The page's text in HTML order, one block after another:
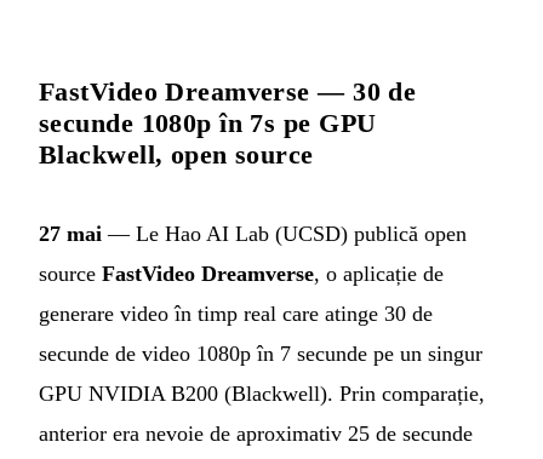
FastVideo Dreamverse — 30 de
secunde 1080p în 7s pe GPU
Blackwell, open source
27 mai — Le Hao AI Lab (UCSD) publică open
source FastVideo Dreamverse, o aplicație de
generare video în timp real care atinge 30 de
secunde de video 1080p în 7 secunde pe un singur
GPU NVIDIA B200 (Blackwell). Prin comparație,
anterior era nevoie de aproximativ 25 de secunde